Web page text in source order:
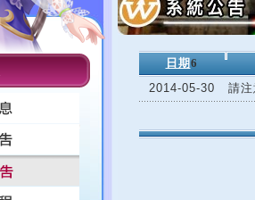
日期 6
2014-05-30
請